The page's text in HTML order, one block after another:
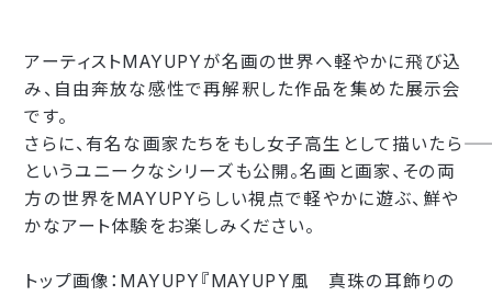
アーティストMAYUPYが名画の世界へ軽やかに飛び込
み、自由奔放な感性で再解釈した作品を集めた展示会
です。
さらに、有名な画家たちをもし女子高生として描いたら――
というユニークなシリーズも公開。名画と画家、その両
方の世界をMAYUPYらしい視点で軽やかに遊ぶ、鮮や
かなアート体験をお楽しみください。
トップ画像：MAYUPY『MAYUPY風 真珠の耳飾りの